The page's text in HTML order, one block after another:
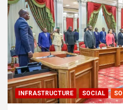
⁠INFRASTRUCTURE SOCIAL